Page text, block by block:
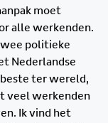
moet
alle werkenden.
politieke
Nederlandse
ter wereld,
veel werkenden
Ik vind het